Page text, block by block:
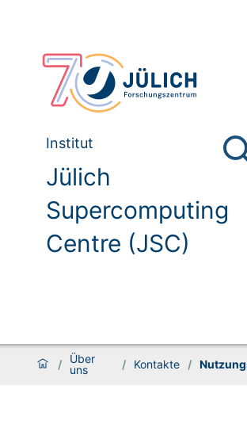
Institut
Jülich
Supercomputing
Centre (JSC)
/
Über
uns
/ Kontakte /